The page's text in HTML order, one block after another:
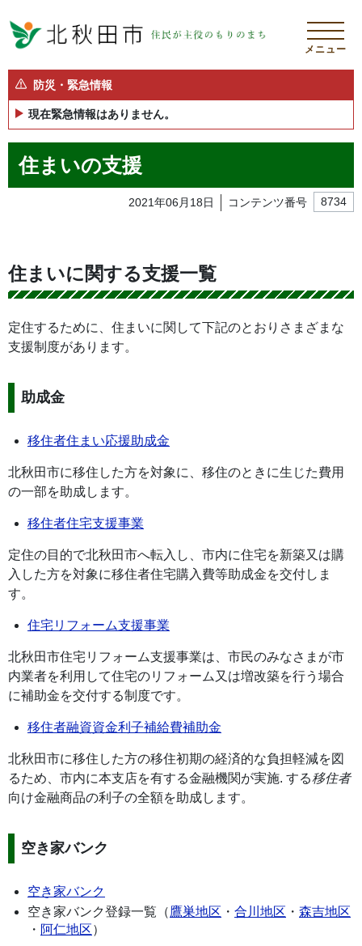
メニュー
防災・緊急情報
現在緊急情報はありません。
住まいの支援
2021年06月18日 コンテンツ番号 8734
住まいに関する支援一覧
定住するために、住まいに関して下記のとおりさまざまな
支援制度があります。
助成金
移住者住まい応援助成金
北秋田市に移住した方を対象に、移住のときに生じた費用
の一部を助成します。
移住者住宅支援事業
定住の目的で北秋田市へ転入し、市内に住宅を新築又は購
入した方を対象に移住者住宅購入費等助成金を交付しま
す。
住宅リフォーム支援事業
北秋田市住宅リフォーム支援事業は、市民のみなさまが市
内業者を利用して住宅のリフォーム又は増改築を行う場合
に補助金を交付する制度です。
移住者融資資金利子補給費補助金
北秋田市に移住した方の移住初期の経済的な負担軽減を図
るため、​市内に本支店を有する金融機関が実施. する移住者
向け金融商品の利子の全額を助成します。
空き家バンク
空き家バンク
空き家バンク登録一覧（鷹巣地区 ・ 合川地区 ・ 森吉地区
・ 阿仁地区）